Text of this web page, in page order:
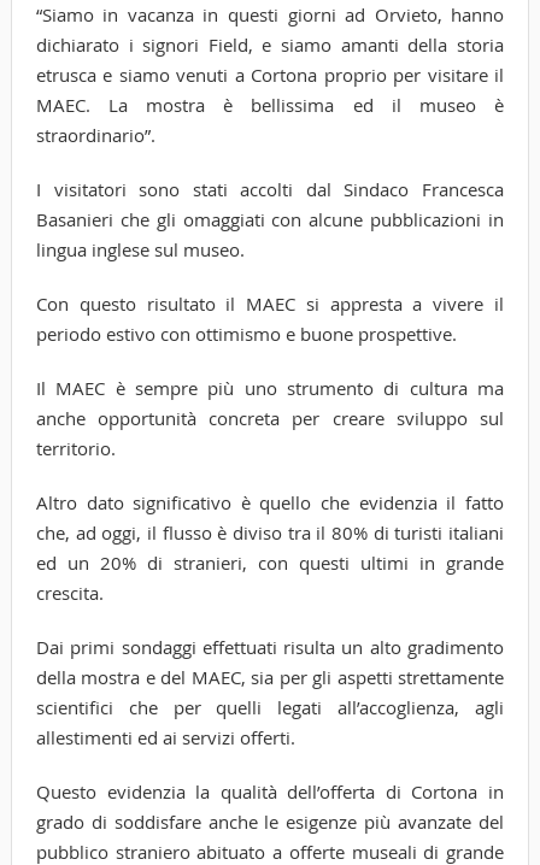
“Siamo in vacanza in questi giorni ad Orvieto, hanno
dichiarato i signori Field, e siamo amanti della storia
etrusca e siamo venuti a Cortona proprio per visitare il
MAEC. La mostra è bellissima ed il museo è
straordinario”.
I visitatori sono stati accolti dal Sindaco Francesca
Basanieri che gli omaggiati con alcune pubblicazioni in
lingua inglese sul museo.
Con questo risultato il MAEC si appresta a vivere il
periodo estivo con ottimismo e buone prospettive.
Il MAEC è sempre più uno strumento di cultura ma
anche opportunità concreta per creare sviluppo sul
territorio.
Altro dato significativo è quello che evidenzia il fatto
che, ad oggi, il flusso è diviso tra il 80% di turisti italiani
ed un 20% di stranieri, con questi ultimi in grande
crescita.
Dai primi sondaggi effettuati risulta un alto gradimento
della mostra e del MAEC, sia per gli aspetti strettamente
scientifici che per quelli legati all’accoglienza, agli
allestimenti ed ai servizi offerti.
Questo evidenzia la qualità dell’offerta di Cortona in
grado di soddisfare anche le esigenze più avanzate del
pubblico straniero abituato a offerte museali di grande